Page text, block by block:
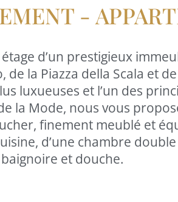
-
d’un prestigieux
de la Piazza della Scala et
luxueuses et l’un des
la Mode, nous vous
finement meublé et
d’une chambre
et douche.